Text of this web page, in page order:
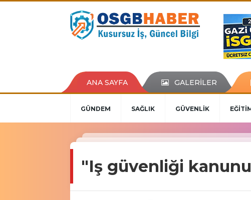
ANA SAYFA GALERİLER
GÜNDEM SAĞLIK GÜVENLİK
"Iş güvenliği